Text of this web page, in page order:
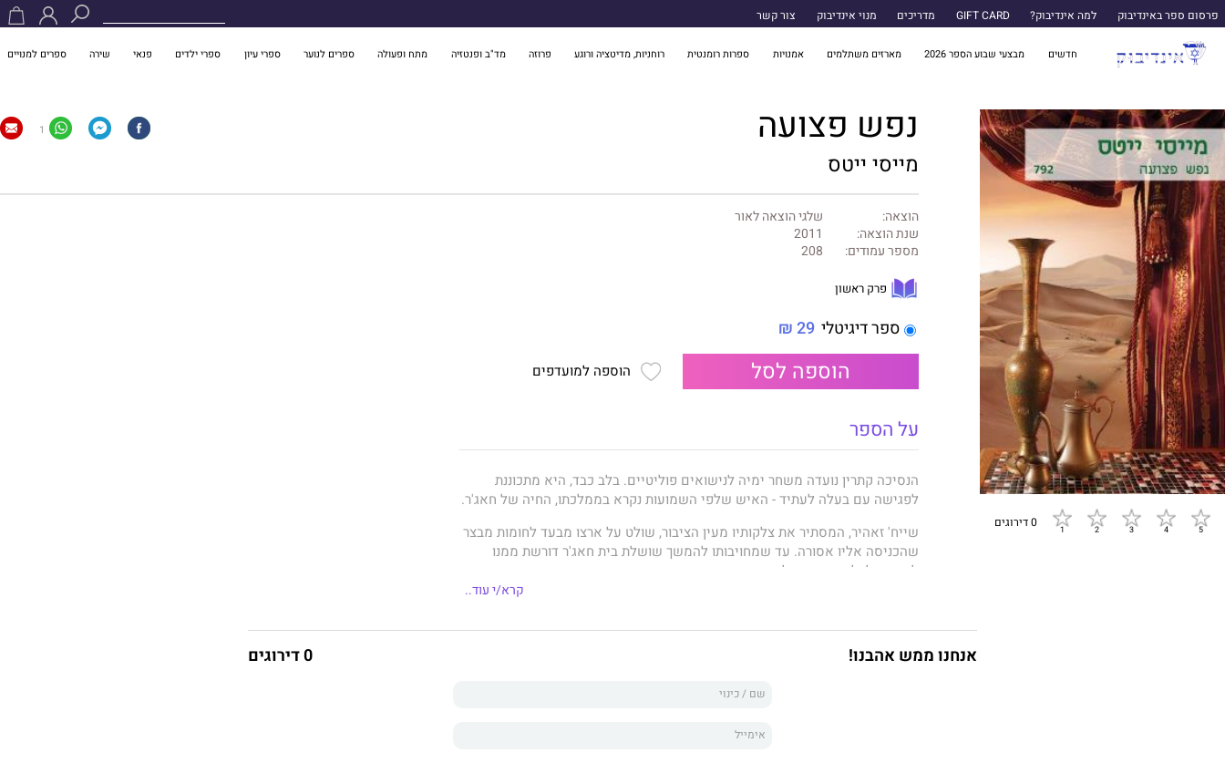
פרסום ספר באינדיבוק למה אינדיבוק? GIFT CARD מדריכים מנוי אינדיבוק צור קשר
חדשים מבצעי שבוע הספר 2026 מארזים משתלמים אמנויות ספרות רומנטית רוחניות, מדיטציה ורוגע פרוזה מד"ב ופנטזיה מתח ופעולה ספרים לנוער ספרי עיון ספרי ילדים פנאי שירה ספרים למנויים
0 דירוגים
נפש פצועה 1
מייסי ייטס
הוצאה:
שלגי הוצאה לאור
שנת הוצאה:
2011
מספר עמודים:
208
פרק ראשון
ספר דיגיטלי 29 ₪
הוספה לסל הוספה למועדפים
על הספר
הנסיכה קתרין נועדה משחר ימיה לנישואים פוליטיים. בלב כבד, היא מתכוננת
לפגישה עם בעלה לעתיד - האיש שלפי השמועות נקרא בממלכתו, החיה של חאג'ר.
שייח' זאהיר, המסתיר את צלקותיו מעין הציבור, שולט על ארצו מבעד לחומות מבצר
שהכניסה אליו אסורה. עד שמחויבותו להמשך שושלת בית חאג'ר דורשת ממנו
לאפשר לכלתו החדשה לחצות את הסף.
זאהיר מצפה מקתרין ל'בריחה ממבט ראשון'. אך מבטה המסרב למצמץ מצית את
דמו, ואש תשוקתם יוקדת יותר מחול המדבר הלוהט ...
קרא/י עוד..
אנחנו ממש אהבנו! 0 דירוגים